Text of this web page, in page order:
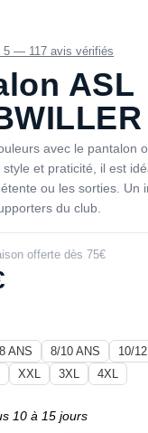
5 — 117 avis vérifiés
ASL
avec le pantalon
et praticité, il est
ou les sorties. Un
du club.
offerte dès 75€
ANS 8/10 ANS 10/
XXL 3XL 4XL
10 à 15 jours